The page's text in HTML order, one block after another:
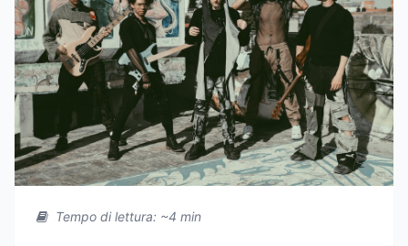
Tempo di lettura: ~4 min